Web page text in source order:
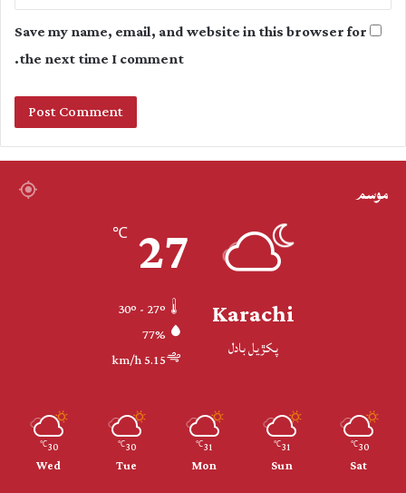
Save my name, email, and website in this browser for
the next time I comment.
موسم
Karachi
پکڙيل بادل
27
℃
77%
5.15 km/h
30
℃
Sat
31
℃
Sun
31
℃
Mon
30
℃
Tue
30
℃
Wed